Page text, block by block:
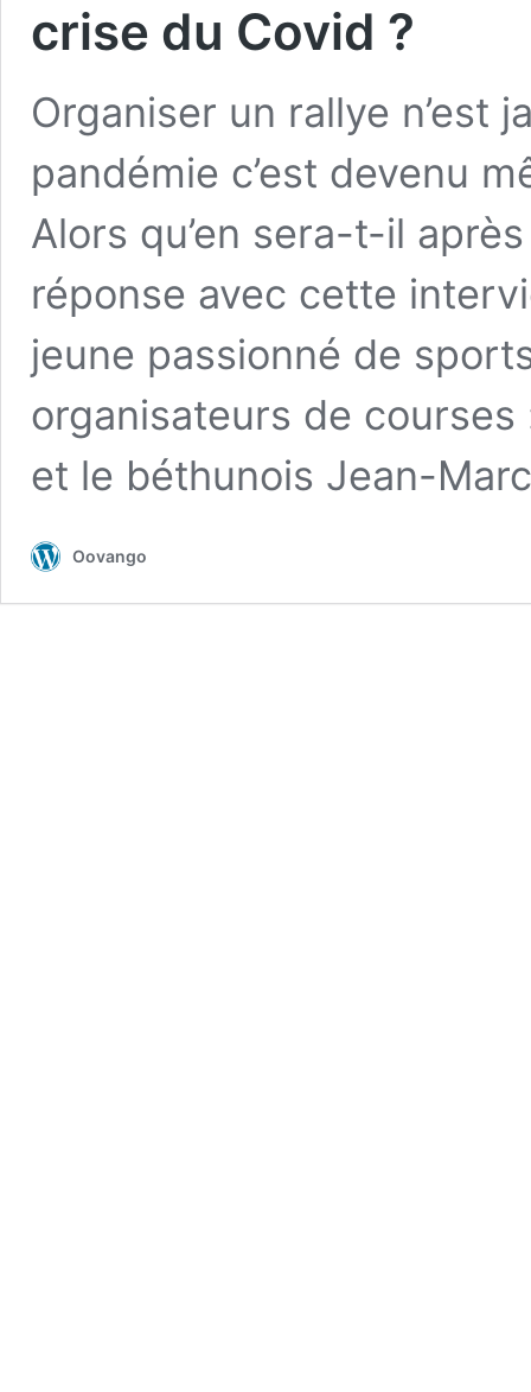
crise du Covid ?
Organiser un rallye n’est
pandémie c’est devenu
Alors qu’en sera-t-il
réponse avec cette
jeune passionné de
organisateurs de courses
et le béthunois Jean-
Oovango